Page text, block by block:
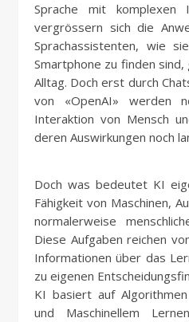
Sprache mit komplexen
vergrössern sich die
Sprachassistenten, wie
Smartphone zu finden
Alltag. Doch erst durch
von «OpenAI» werden
Interaktion von Mensch
deren Auswirkungen noch
Doch was bedeutet KI
Fähigkeit von Maschinen,
normalerweise
Diese Aufgaben reichen
Informationen über das
zu eigenen
KI basiert auf
und Maschinellem